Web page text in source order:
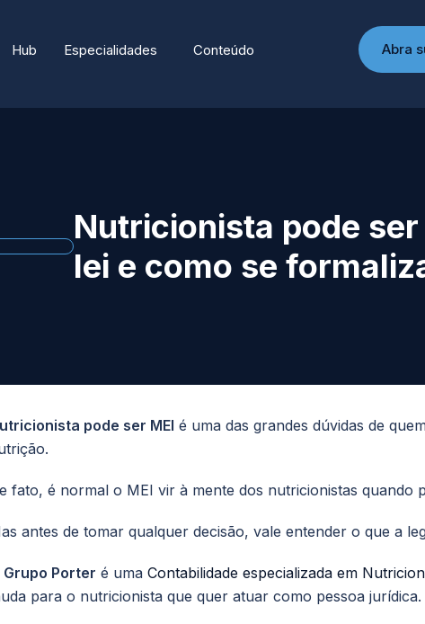
Hub Especialidades Conteúdo Abra
Nutricionista pode ser
lei e como se
pode ser MEI é uma das grandes dúvidas de
fato, é normal o MEI vir à mente dos nutricionistas quando
antes de tomar qualquer decisão, vale entender o que a
Grupo Porter é uma Contabilidade especializada em
para o nutricionista que quer atuar como pessoa jurídica.